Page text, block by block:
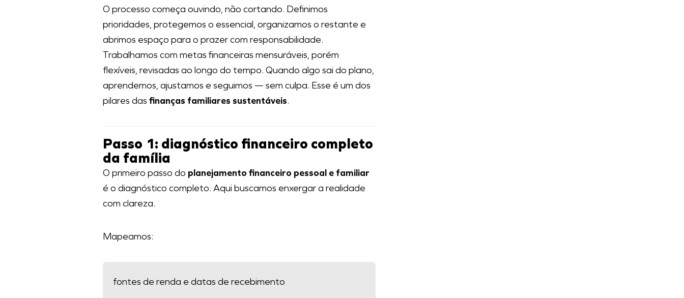
O processo começa ouvindo, não cortando. Definimos
prioridades, protegemos o essencial, organizamos o restante e
abrimos espaço para o prazer com responsabilidade.
Trabalhamos com metas financeiras mensuráveis, porém
flexíveis, revisadas ao longo do tempo. Quando algo sai do plano,
aprendemos, ajustamos e seguimos — sem culpa. Esse é um dos
pilares das finanças familiares sustentáveis.
Passo 1: diagnóstico financeiro completo
da família
O primeiro passo do planejamento financeiro pessoal e familiar
é o diagnóstico completo. Aqui buscamos enxergar a realidade
com clareza.
Mapeamos:
fontes de renda e datas de recebimento